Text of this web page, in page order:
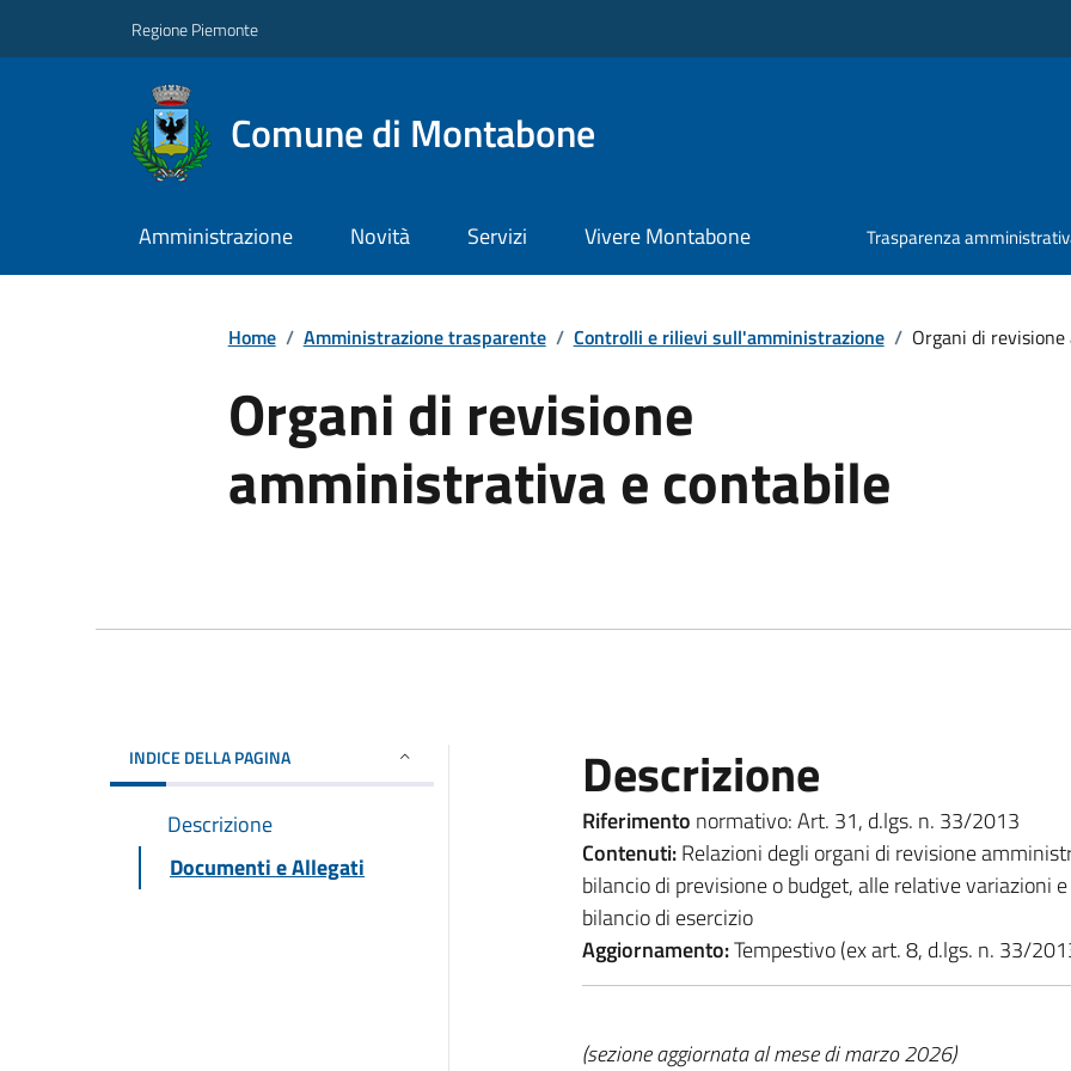
Regione Piemonte
Comune di Montabone
Amministrazione Novità Servizi Vivere Montabone Trasparenza
Home / Amministrazione trasparente / Controlli e rilievi sull'amministrazione / Organi di
Organi di revisione
amministrativa e contabile
INDICE DELLA PAGINA
Descrizione
Documenti e Allegati
Descrizione
Riferimento normativo: Art. 31, d.lgs. n. 33/2013
Contenuti:Relazioni degli organi di revisione
bilancio di previsione o budget, alle relative variazioni
bilancio di esercizio
Aggiornamento:Tempestivo (ex art. 8, d.lgs. n. 33/
(sezione aggiornata al mese di marzo 2026)